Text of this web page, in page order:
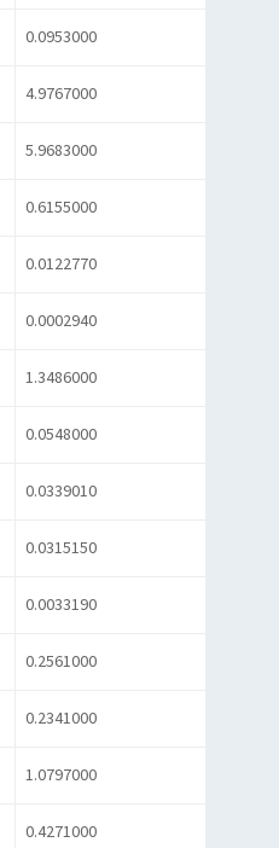
0.0953000
4.9767000
5.9683000
0.6155000
0.0122770
0.0002940
1.3486000
0.0548000
0.0339010
0.0315150
0.0033190
0.2561000
0.2341000
1.0797000
0.4271000